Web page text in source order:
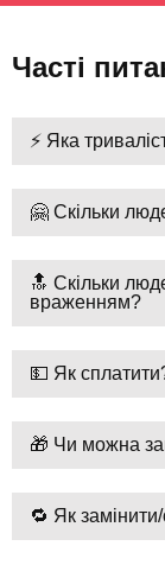
Часті
⚡ Яка
🤗 Скільки
🔝 Скільки
враженням?
💵 Як
🎁 Чи можна
🔁 Як